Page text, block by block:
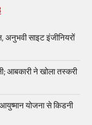
अनुभवी साइट इंजीनियरों
आबकारी ने खोला तस्करी
योजना से किडनी